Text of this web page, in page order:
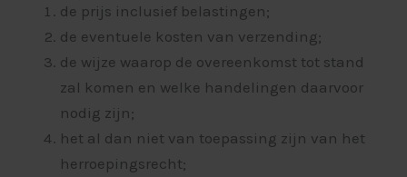
de prijs inclusief belastingen;
de eventuele kosten van verzending;
de wijze waarop de overeenkomst tot stand
zal komen en welke handelingen daarvoor
nodig zijn;
het al dan niet van toepassing zijn van het
herroepingsrecht;